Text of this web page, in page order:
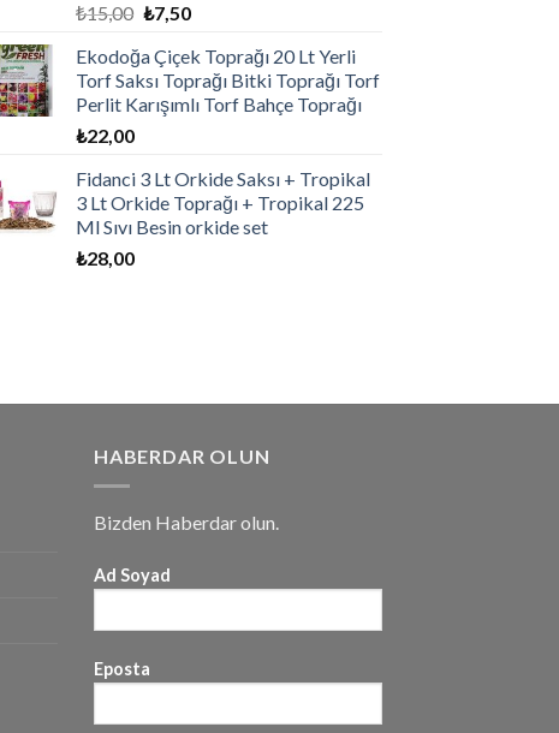
₺15,00 ₺7,50
Ekodoğa Çiçek Toprağı 20 Lt Yerli
Torf Saksı Toprağı Bitki Toprağı Torf
Perlit Karışımlı Torf Bahçe Toprağı
₺22,00
Fidanci 3 Lt Orkide Saksı + Tropikal
3 Lt Orkide Toprağı + Tropikal 225
Ml Sıvı Besin orkide set
₺28,00
HABERDAR OLUN
Bizden Haberdar olun.
Ad Soyad
Eposta